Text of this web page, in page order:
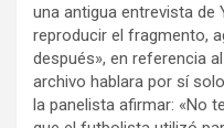
una antigua entrevista de
reproducir el fragmento,
después», en referencia
archivo hablara por sí
la panelista afirmar: «No